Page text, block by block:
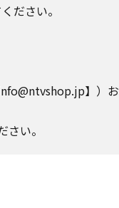
ださい。
】）
い。